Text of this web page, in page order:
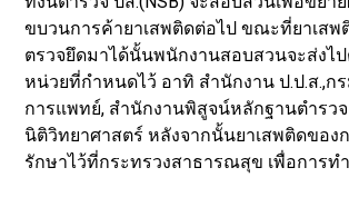
ขบวนการค้ายาเสพติดต่อไป ขณะที่ยาเสพ
ตรวจยึดมาได้นั้นพนักงานสอบสวนจะส่งไ
หน่วยที่กำหนดไว้ อาทิ สำนักงาน ป.ป.ส.,ก
การแพทย์, สำนักงานพิสูจน์หลักฐานตำรว
นิติวิทยาศาสตร์ หลังจากนั้นยาเสพติดของ
รักษาไว้ที่กระทรวงสาธารณสุข เพื่อการท